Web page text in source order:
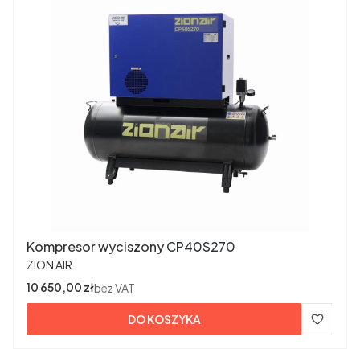
Kompresor wyciszony CP40S270
PRODUCENT
ZION AIR
Cena
10 650,00 złbez VAT
DO KOSZYKA